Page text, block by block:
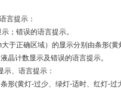
言提示：
；错误的语言提示。
于正确区域）的显示分别由条形(
晶计数显示及错误的语言提示。
、语言提示：
形(黄灯-过少、绿灯-适时、红灯-